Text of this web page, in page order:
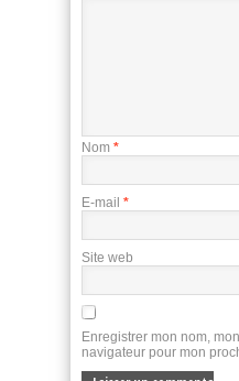
Nom *
E-mail *
Site web
Enregistrer mon nom,
navigateur pour mon